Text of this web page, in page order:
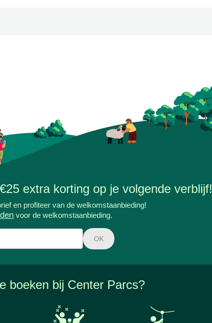
extra korting op je volgende verblijf!
en profiteer van de welkomstaanbieding!
voor de welkomstaanbieding.
OK
boeken bij Center Parcs?